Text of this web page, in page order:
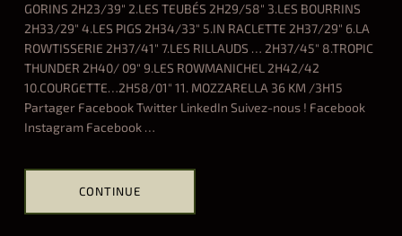
GORINS 2H23/39″ 2.LES TEUBÉS 2H29/58″ 3.LES BOURRINS
2H33/29″ 4.LES PIGS 2H34/33″ 5.IN RACLETTE 2H37/29″ 6.LA
ROWTISSERIE 2H37/41″ 7.LES RILLAUDS … 2H37/45″ 8.TROPIC
THUNDER 2H40/ 09″ 9.LES ROWMANICHEL 2H42/42
10.COURGETTE…2H58/01″ 11. MOZZARELLA 36 KM /3H15
Partager Facebook Twitter LinkedIn Suivez-nous ! Facebook
Instagram Facebook…
CONTINUE